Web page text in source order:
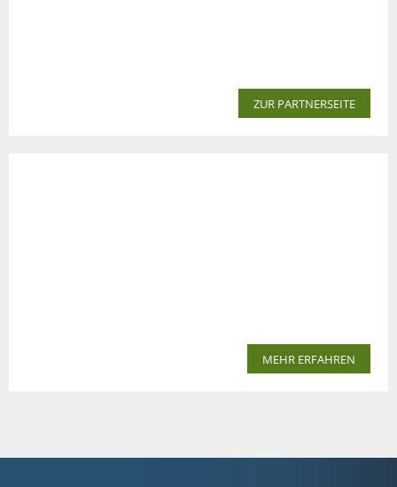
ZUR PARTNERSEITE
MEHR ERFAHREN